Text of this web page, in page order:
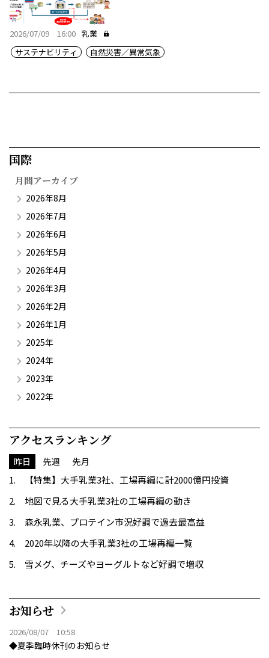
2026/07/09 16:00 乳業
サステナビリティ
自然災害／異常気象
国際​
月間アーカイブ
2026年8月
2026年7月
2026年6月
2026年5月
2026年4月
2026年3月
2026年2月
2026年1月
2025年
2024年
2023年
2022年
アクセスランキング
昨日 先週 先月
【特集】大手乳業3社、工場再編に計2000億円投資
地図で見る大手乳業3社の工場再編の動き
森永乳業、プロテイン市況好調で過去最高益
2020年以降の大手乳業3社の工場再編一覧
雪メグ、チーズやヨーグルトなど好調で増収
お知らせ
2026/08/07 10:58
◆夏季臨時休刊のお知らせ